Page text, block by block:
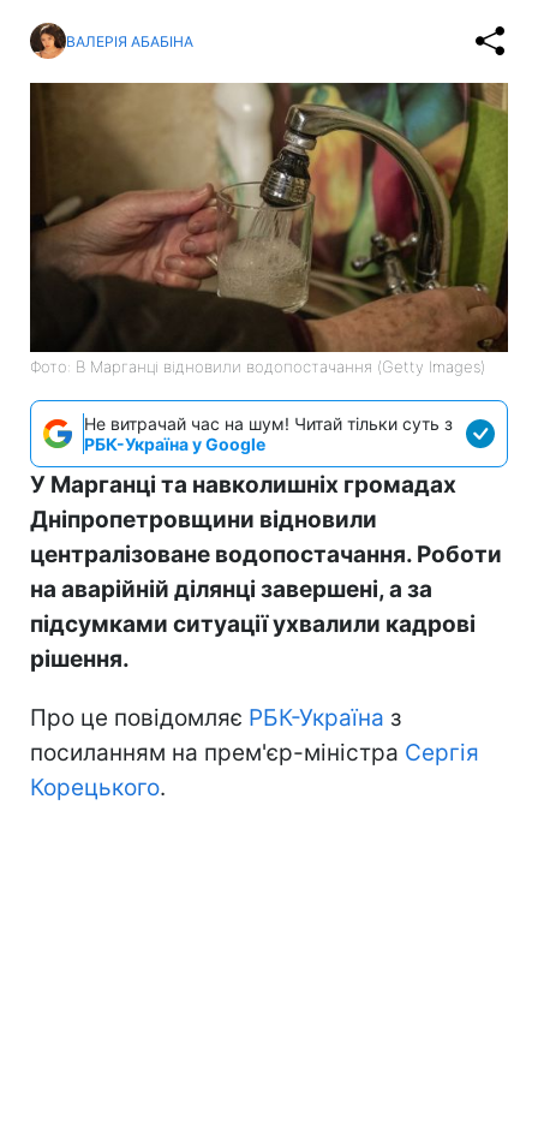
ВАЛЕРІЯ АБАБІНА
Фото: В Марганці відновили водопостачання (Getty Images)
Не витрачай час на шум! Читай тільки суть з
РБК-Україна у Google
У Марганці та навколишніх громадах
Дніпропетровщини відновили
централізоване водопостачання. Роботи
на аварійній ділянці завершені, а за
підсумками ситуації ухвалили кадрові
рішення.
Про це повідомляє РБК-Україна з
посиланням на прем'єр-міністра Сергія
Корецького.